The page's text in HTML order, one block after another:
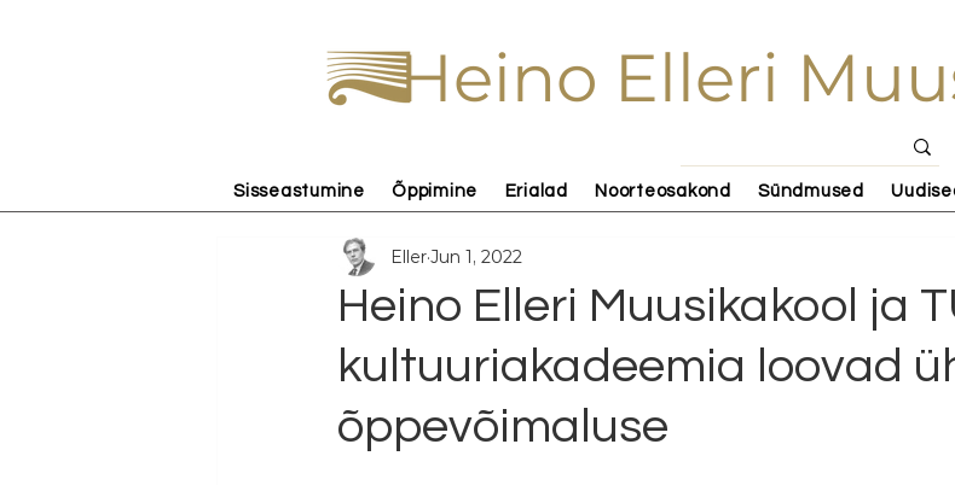
Heino Elleri
Sisseastumine Õppimine Erialad Noorteosakond Sündmused
Heino Elleri Muusikakool ja
kultuuriakadeemia loovad
õppevõimaluse
EllerJun 1, 2022